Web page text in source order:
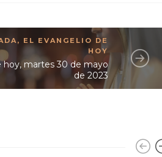
, EL EVANGELIO DE
HOY
hoy, martes 30 de mayo
de 2023